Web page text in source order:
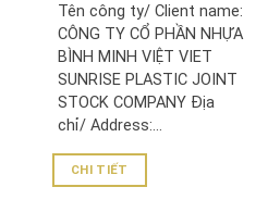
CỔ PHẦN NHỰA BÌNH
MINH VIỆT
Tên công ty/ Client name:
CÔNG TY CỔ PHẦN NHỰA
BÌNH MINH VIỆT VIET
SUNRISE PLASTIC JOINT
STOCK COMPANY Địa
chỉ/ Address:...
CHI TIẾT